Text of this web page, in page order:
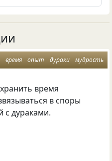
время опыт дураки мудрость
время
в споры
с дураками.